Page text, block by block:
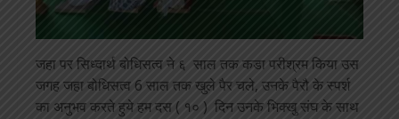
जहा पर सिध्दार्थ बोधिसत्व ने ६ साल तक कडा परीश्रम किया उस
जगह जहा बोधिसत्व 6 साल तक खुले पैर चले, उनके पैरौ के स्पर्श
का अनुभव करते हुये हम दस ( १० ) दिन उनके भिक्खु संघ के साथ